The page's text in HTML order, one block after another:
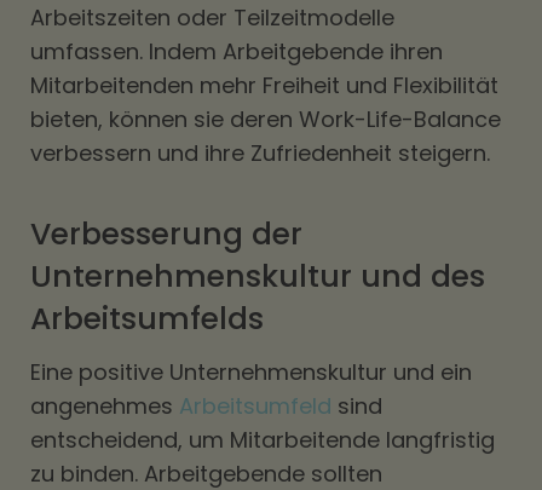
Arbeitszeiten oder Teilzeitmodelle
umfassen. Indem Arbeitgebende ihren
Mitarbeitenden mehr Freiheit und Flexibilität
bieten, können sie deren Work-Life-Balance
verbessern und ihre Zufriedenheit steigern.
Verbesserung der
Unternehmenskultur und des
Arbeitsumfelds
Eine positive Unternehmenskultur und ein
angenehmes Arbeitsumfeld sind
entscheidend, um Mitarbeitende langfristig
zu binden. Arbeitgebende sollten